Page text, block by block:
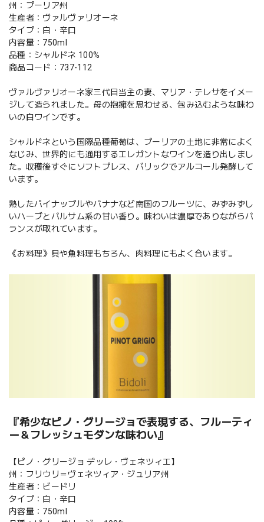
州：プーリア州
生産者：ヴァルヴァリオーネ
タイプ：白・辛口
内容量：750ml
品種：シャルドネ 100%
商品コード：737-112
ヴァルヴァリオーネ家三代目当主の妻、マリア・テレサをイメー
ジして造られました。母の抱擁を思わせる、包み込むような味わ
いの白ワインです。
シャルドネという国際品種葡萄は、プーリアの土地に非常によく
なじみ、世界的にも通用するエレガントなワインを造り出しまし
た。収穫後すぐにソフトプレス、バリックでアルコール発酵して
います。
熟したパイナップルやバナナなど南国のフルーツに、みずみずし
いハーブとバルサム系の甘い香り。味わいは濃厚でありながらバ
ランスが取れています。
《お料理》貝や魚料理もちろん、肉料理にもよく合います。
『希少なピノ・グリージョで表現する、フルーティ
ー＆フレッシュモダンな味わい』
【ピノ・グリージョ デッレ・ヴェネツィエ】
州：フリウリ＝ヴェネツィア・ジュリア州
生産者：ビードリ
タイプ：白・辛口
内容量：750ml